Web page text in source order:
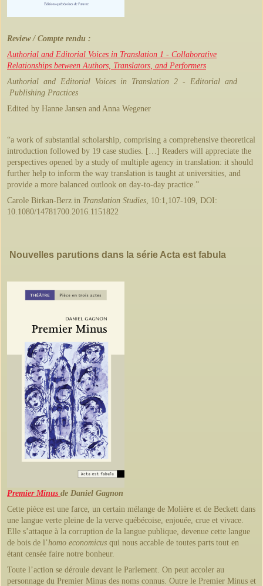
Review / Compte rendu :
Authorial and Editorial Voices in Translation 1 - Collaborative
Relationships between Authors, Translators, and Performers
Authorial and Editorial Voices in Translation 2 - Editorial and
Publishing Practices
Edited by Hanne Jansen and Anna Wegener
“a work of substantial scholarship, comprising a comprehensive theoretical
introduction followed by 19 case studies. […] Readers will appreciate the
perspectives opened by a study of multiple agency in translation: it should
further help to inform the way translation is taught at universities, and
provide a more balanced outlook on day-to-day practice.”
Carole Birkan-Berz in Translation Studies, 10:1,107-109, DOI:
10.1080/14781700.2016.1151822
Nouvelles parutions dans la série Acta est fabula
Premier Minus de Daniel Gagnon
Cette pièce est une farce, un certain mélange de Molière et de Beckett dans
une langue verte pleine de la verve québécoise, enjouée, crue et vivace.
Elle s’attaque à la corruption de la langue publique, devenue cette langue
de bois de l’homo economicus qui nous accable de toutes parts tout en
étant censée faire notre bonheur.
Toute l’action se déroule devant le Parlement. On peut accoler au
personnage du Premier Minus des noms connus. Outre le Premier Minus et